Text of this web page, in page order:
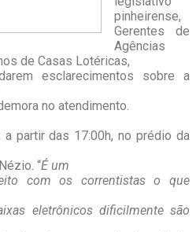
pinheirense,
Gerentes de
Agências
de Casas Lotéricas,
esclarecimentos sobre a
no atendimento.
partir das 17:00h, no prédio da
“É um
com os correntistas o que
eletrônicos dificilmente são